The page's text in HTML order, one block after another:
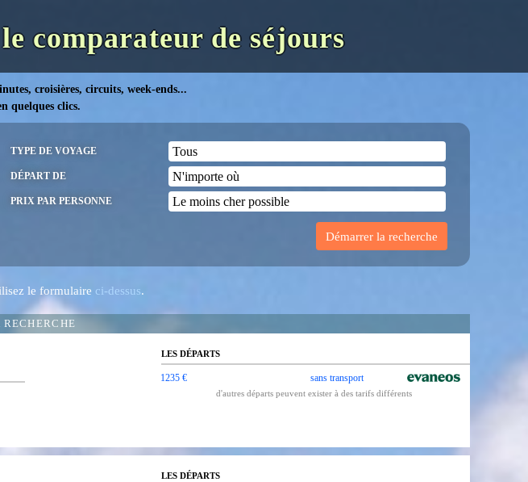
le comparateur de séjours
croisières, circuits, week-ends...
quelques clics.
TYPE DE VOYAGE
DÉPART DE
PRIX PAR PERSONNE
le formulaire ci-dessus.
LES DÉPARTS
1235 € sans transport
d'autres départs peuvent exister à des tarifs différents
LES DÉPARTS